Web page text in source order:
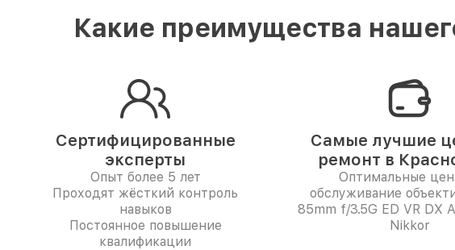
Какие преимущества
Сертифицированные
эксперты
Опыт более 5 лет
Проходят жёсткий контроль
навыков
Постоянное повышение
квалификации
Самые лучшие
ремонт в
Оптимальные
обслуживание
85mm f/3.5G ED VR DX
Nikkor